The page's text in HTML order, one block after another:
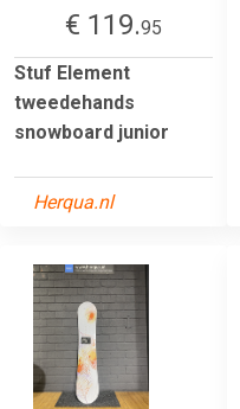
€ 119.95
Stuf Element
tweedehands
snowboard junior
Herqua.nl